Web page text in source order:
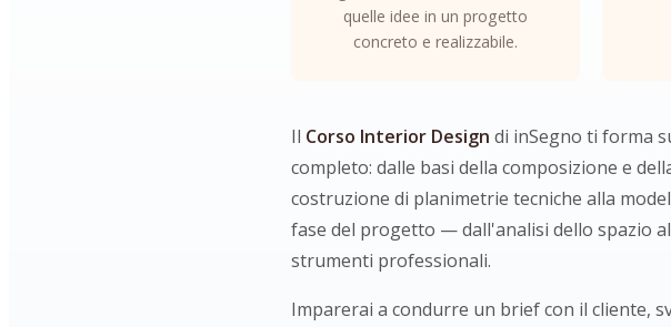
quelle idee in un progetto
concreto e realizzabile.
Il Corso Interior Design di inSegno ti forma
completo: dalle basi della composizione e
costruzione di planimetrie tecniche alla
fase del progetto — dall'analisi dello spazio
strumenti professionali.
Imparerai a condurre un brief con il cliente,